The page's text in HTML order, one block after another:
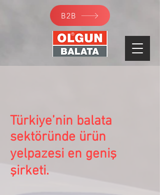
B2B
Türkiye’nin balata
sektöründe ürün
yelpazesi en geniş
şirketi.